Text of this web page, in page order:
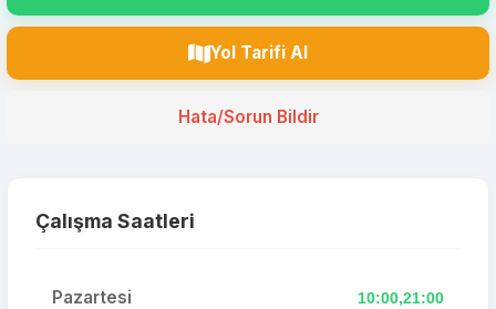
Yol Tarifi Al
Hata/Sorun Bildir
Çalışma Saatleri
Pazartesi 10:00,21:00